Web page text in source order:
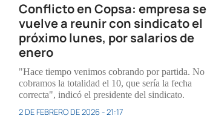
Conflicto en Copsa: empresa se
vuelve a reunir con sindicato el
próximo lunes, por salarios de
enero
"Hace tiempo venimos cobrando por partida. No
cobramos la totalidad el 10, que sería la fecha
correcta", indicó el presidente del sindicato.
2 DE FEBRERO DE 2026 - 21:17